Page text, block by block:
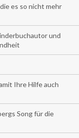
es so nicht mehr
und
Ihre Hilfe auch
Song für die